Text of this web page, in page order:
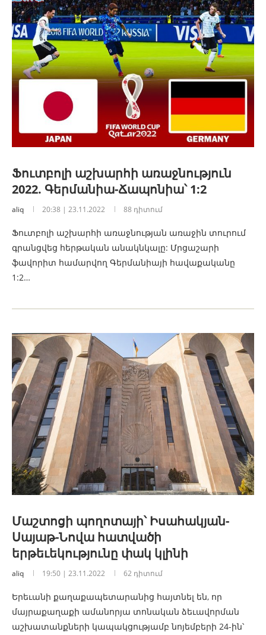
Ֆուտբոլի աշխարհի առաջնություն
2022. Գերմանիա-Ճապոնիա՝ 1:2
aliq 20:38 | 23.11.2022 88 դիտում
Ֆուտբոլի աշխարհի առաջնության առաջին տուրում
գրանցվեց հերթական անակնկալը: Մրցաշարի
ֆավորիտ համարվող Գերմանիայի հավաքականը
1:2…
Մաշտոցի պողոտայի՝ Իսահակյան-
Սայաթ-Նովա հատվածի
երթեւեկությունը փակ կլինի
aliq 19:50 | 23.11.2022 62 դիտում
Երեւանի քաղաքապետարանից հայտնել են, որ
մայրաքաղաքի ամանորյա տոնական ձեւավորման
աշխատանքների կապակցությամբ նոյեմբերի 24-ին՝